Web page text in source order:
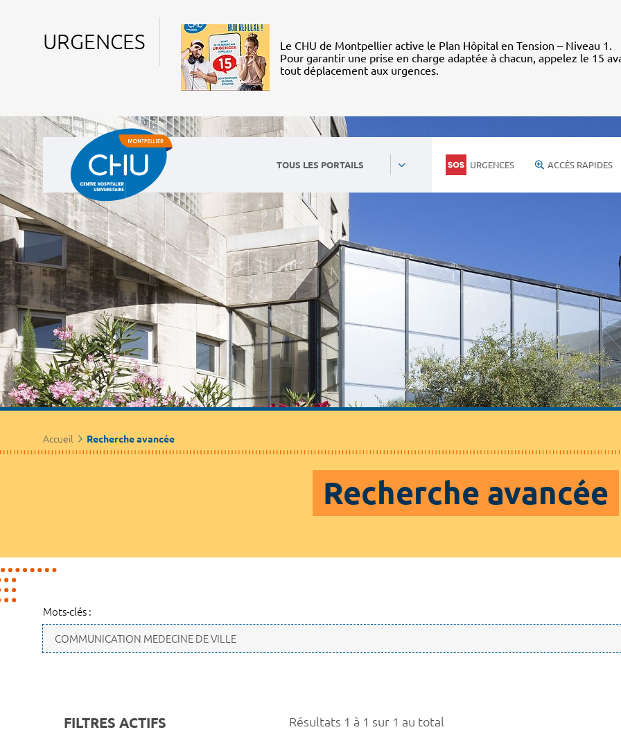
URGENCES
Le CHU de Montpellier active le Plan Hôpital en Tension – Niveau 1.
Pour garantir une prise en charge adaptée à chacun, appelez le 15
tout déplacement aux urgences.
TOUS LES PORTAILS URGENCES ACCÈS RAPIDES
Accueil Recherche avancée
Recherche avancée
Mots-clés :
Résultats 1 à 1 sur 1 au total
FILTRES ACTIFS